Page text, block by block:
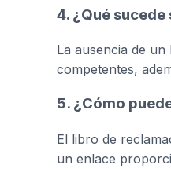
4. ¿Qué
La ausencia de
competentes,
5. ¿Cómo
El libro de
un enlace